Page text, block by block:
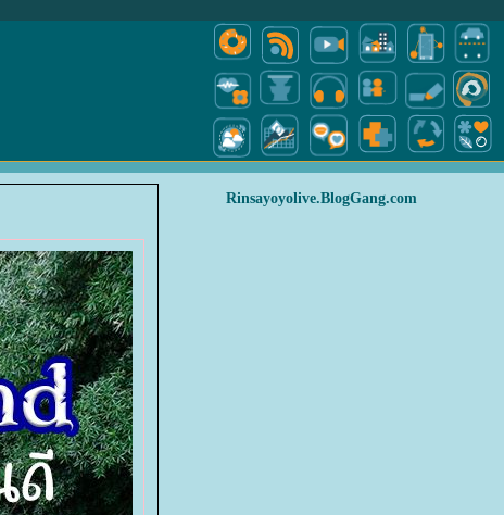
Rinsayoyolive.BlogGang.com